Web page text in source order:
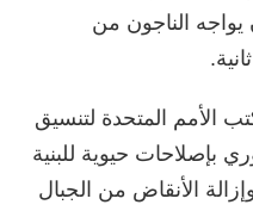
الناجون من
الأمم المتحدة لتنسيق
بإصلاحات حيوية للبنية
الأنقاض من الجبال